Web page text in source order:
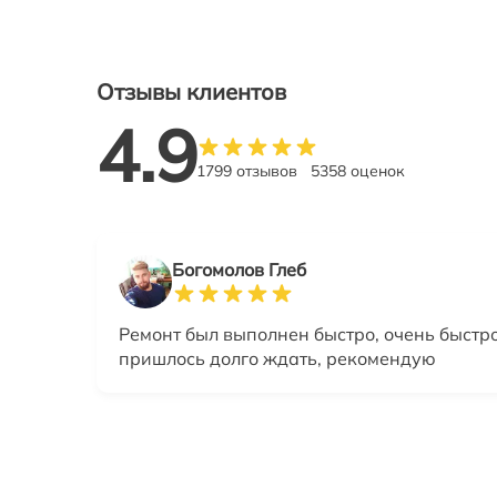
Отзывы клиентов
4.91799 отзывов 5358 оценок
Богомолов Глеб
Ремонт был выполнен быстро, очень
пришлось долго ждать, рекомендую